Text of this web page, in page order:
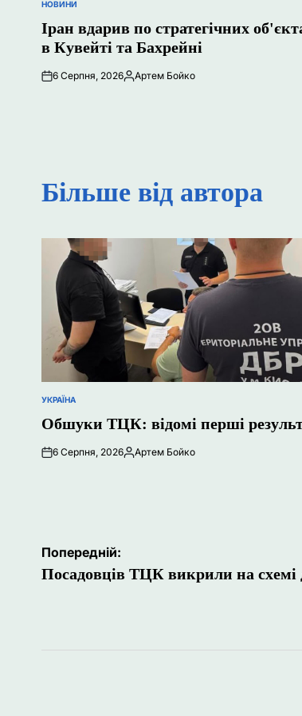
ОПУБЛІКУВАТИ
У
НОВИНИ
Іран вдарив по стратегічних
в Кувейті та Бахрейні
6 Серпня, 2026Опубліковано
Артем Бойко
Більше від автора
ОПУБЛІКУВАТИ
У
УКРАЇНА
Обшуки ТЦК: відомі перші
6 Серпня, 2026Опубліковано
Артем Бойко
Навігація
записів
Попередній:
Посадовців ТЦК викрили на схемі